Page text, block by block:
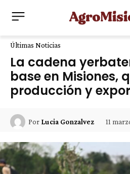
Últimas Noticias
La cadena
base en Misiones,
producción y
Por Lucia Gonzalvez 11